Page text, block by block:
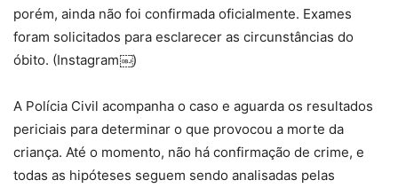
porém, ainda não foi confirmada oficialmente. Exames
foram solicitados para esclarecer as circunstâncias do
óbito. (Instagram￼)
A Polícia Civil acompanha o caso e aguarda os resultados
periciais para determinar o que provocou a morte da
criança. Até o momento, não há confirmação de crime, e
todas as hipóteses seguem sendo analisadas pelas